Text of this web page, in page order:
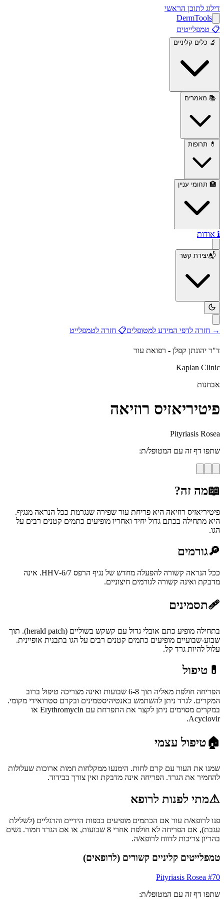
דילוג לתוכן הראשי
DermTools
📋 טמפלייטים
🔬 כלים קליניים
📚 מאמרים
💊 תרופות
🏥 תחומי עניין
ℹ️ אודות
📬יצירת קשר
→ חזרה לדפי המידע למטופלים📋 חזרה לטמפלייט
ד"ר יהונתן קפלן - רפואת עור
Kaplan Clinic
אבחנות
פיטיריאזיס רוזיאה
Pityriasis Rosea
שתפו דף זה עם המטופל/ת:
📖מה זה?
פיטיריאזיס רוזיאה היא פריחת עור שפירה שנגרמת ככל הנראה מנגיף.
היא מתחילה בכתם גדול יחיד ואחריו מופיעים כתמים קטנים רבים על
הגו.
🔎גורמים
ככל הנראה קשורה להפעלה מחדש של נגיף הרפס HHV-6/7. אינה
מדבקת ואינה קשורה לגורמים חיצוניים.
🩹תסמינים
בתחילה מופיע כתם אובלי גדול עם קשקש בשוליים (herald patch). תוך
שבוע-שבועיים מופיעים כתמים קטנים רבים על הגו בתבנית אופיינית.
עלול להיות גרד קל.
💊 טיפול
הפריחה חולפת מאליה תוך 6-8 שבועות ואינה מצריכה טיפול ברוב
המקרים. לגרד ניתן להשתמש באנטיהיסטמינים ובקרם סטרואידי מקומי.
במקרים מסוימים ניתן לקצר את התפרחת עם Erythromycin או
Acyclovir.
🏠טיפול עצמי
שמנו את העור עם קרם לחות. הימנעו ממקלחות חמות ארוכות שעלולות
להחמיר את הגרד. הפריחה אינה מדבקת ואין צורך בבידוד.
⚠מתי לפנות לרופא
פנו לרופא/ת עור אם הכתמים מופיעים בכפות הידיים והרגליים (לשלילת
עגבת), אם הפריחה לא חולפת אחרי 8 שבועות, או אם הגרד חמור. נשים
בהריון צריכות לדווח לרופא/ה.
טמפלייטים קליניים קשורים (לרופאים)
#70
Pityriasis Rosea
שתפו דף זה עם המטופל/ת: